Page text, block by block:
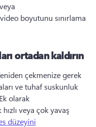
boyutunu sınırlama
ortadan kaldırın
çekmenize gerek
ve tuhaf suskunluk
Ek olarak
veya çok yavaş
düzeyini